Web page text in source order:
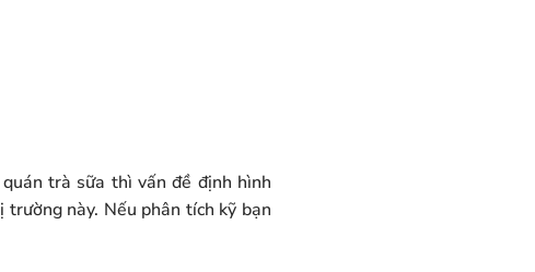
trà sữa thì vấn đề định hình
này. Nếu phân tích kỹ bạn